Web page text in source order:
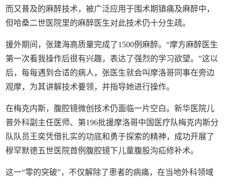
而又普及的麻醉技术，被广泛应用于围术期镇痛及麻醉中，
但哈桑二世医院里的麻醉医生对此技术仍十分生疏。
援外期间，张建海高质量完成了1500例麻醉。“摩方麻醉医生
第一次看我操作后很有兴趣，表达了强烈的学习欲望。”这以
后，每每遇到合适的病人，张医生就会叫摩洛哥同事在旁边
观摩，为其讲解技术要领，并指导她进行操作。
在梅克内斯，腹腔镜微创技术仍面临一片空白。新华医院儿
普外科副主任医师、第196批援摩洛哥中国医疗队梅克内斯分
队队员王奕凭借扎实的功底和勇于探索的精神，成功开展了
穆罕默德五世医院首例腹腔镜下儿童腹股沟疝修补术。
这一“零的突破”，不仅解除了患者的病痛，在当地外科领域